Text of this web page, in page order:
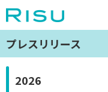
プレスリリース
2026